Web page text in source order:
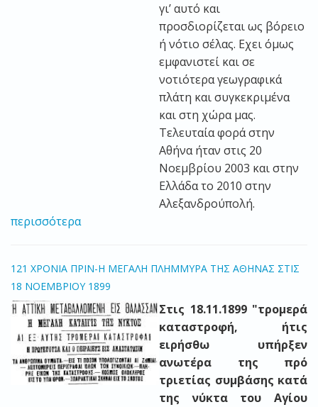
γι’ αυτό και
προσδιορίζεται ως βόρειο
ή νότιο σέλας. Εχει όμως
εμφανιστεί και σε
νοτιότερα γεωγραφικά
πλάτη και συγκεκριμένα
και στη χώρα μας.
Τελευταία φορά στην
Αθήνα ήταν στις 20
Νοεμβρίου 2003 και στην
Ελλάδα το 2010 στην
Αλεξανδρούπολή.
περισσότερα
121 ΧΡΟΝΙΑ ΠΡΙΝ-H ΜΕΓΑΛΗ ΠΛΗΜΜΥΡΑ ΤΗΣ ΑΘΗΝΑΣ ΣΤΙΣ
18 ΝΟΕΜΒΡΙΟΥ 1899
Στις 18.11.1899 "τρομερά
καταστροφή, ήτις
ειρήσθω υπήρξεν
ανωτέρα της πρό
τριετίας συμβάσης κατά
της νύκτα του Αγίου